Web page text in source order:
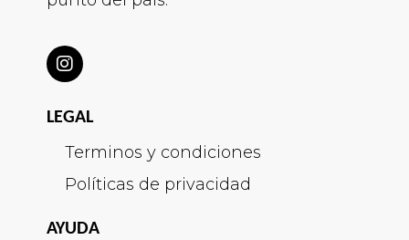
LEGAL
Terminos y condiciones
Políticas de privacidad
AYUDA